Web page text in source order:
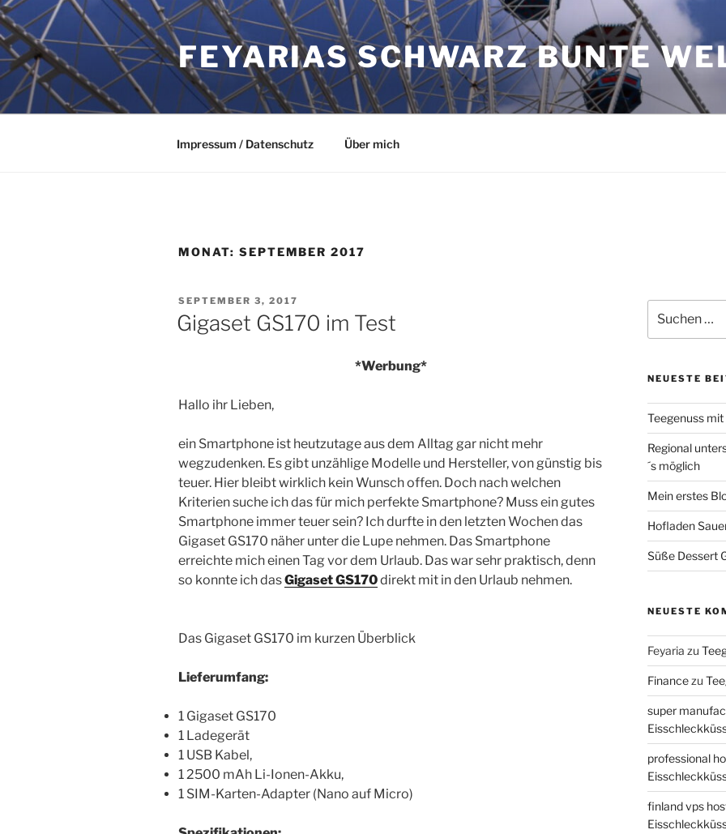
Zum
Inhalt
springen
FEYARIAS SCHWARZ BUNTE
Impressum / Datenschutz Über mich
MONAT: SEPTEMBER 2017
VERÖFFENTLICHT
AM
SEPTEMBER 3, 2017
Gigaset GS170 im Test
*Werbung*
Hallo ihr Lieben,
ein Smartphone ist heutzutage aus dem Alltag gar nicht mehr
wegzudenken. Es gibt unzählige Modelle und Hersteller, von günstig bis
teuer. Hier bleibt wirklich kein Wunsch offen. Doch nach welchen
Kriterien suche ich das für mich perfekte Smartphone? Muss ein gutes
Smartphone immer teuer sein? Ich durfte in den letzten Wochen das
Gigaset GS170 näher unter die Lupe nehmen. Das Smartphone
erreichte mich einen Tag vor dem Urlaub. Das war sehr praktisch, denn
so konnte ich dasGigaset GS170direkt mit in den Urlaub nehmen.
Das Gigaset GS170 im kurzen Überblick
Lieferumfang:
1 Gigaset GS170
1 Ladegerät
1 USB Kabel,
1 2500 mAh Li-Ionen-Akku,
1 SIM-Karten-Adapter (Nano auf Micro)
nach:
NEUESTE
Teegenuss mit
Regional
´s möglich
Mein erstes
Hofladen
Süße Dessert
NEUESTE
Feyaria zu
Financezu
super
professional
finland vps